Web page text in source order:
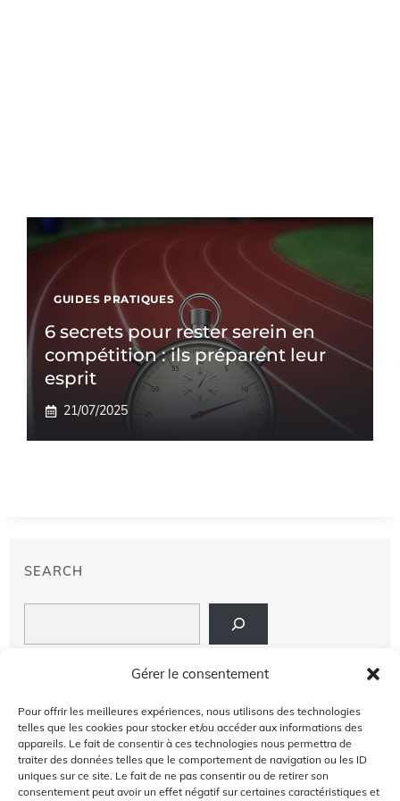
Gérer le consentement
Pour offrir les meilleures expériences, nous utilisons des technologies
telles que les cookies pour stocker et/ou accéder aux informations des
appareils. Le fait de consentir à ces technologies nous permettra de
traiter des données telles que le comportement de navigation ou les ID
uniques sur ce site. Le fait de ne pas consentir ou de retirer son
consentement peut avoir un effet négatif sur certaines caractéristiques et
GUIDES PRATIQUES
6 secrets pour rester serein en
compétition : ils préparent leur
esprit
21/07/2025
SEARCH
À PROPOS DE NOUS
AVIS DE NON-RESPONSABILITÉ